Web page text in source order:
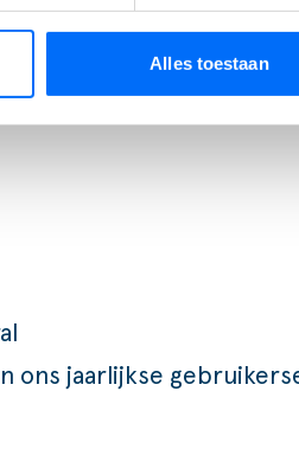
Alles toestaan
ons jaarlijkse